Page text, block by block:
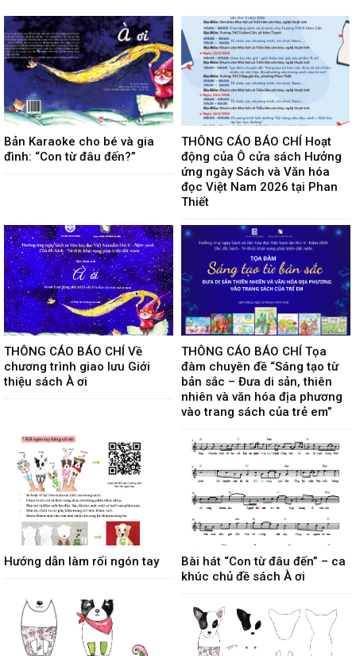
Bản Karaoke cho bé và gia
đình: “Con từ đâu đến?”
THÔNG CÁO BÁO CHÍ Hoạt
động của Ô cửa sách Hưởng
ứng ngày Sách và Văn hóa
đọc Việt Nam 2026 tại Phan
Thiết
THÔNG CÁO BÁO CHÍ Về
chương trình giao lưu Giới
thiệu sách À ơi
THÔNG CÁO BÁO CHÍ Tọa
đàm chuyên đề “Sáng tạo từ
bản sắc – Đưa di sản, thiên
nhiên và văn hóa địa phương
vào trang sách của trẻ em”
Hướng dẫn làm rối ngón tay
Bài hát “Con từ đâu đến” – ca
khúc chủ đề sách À ơi